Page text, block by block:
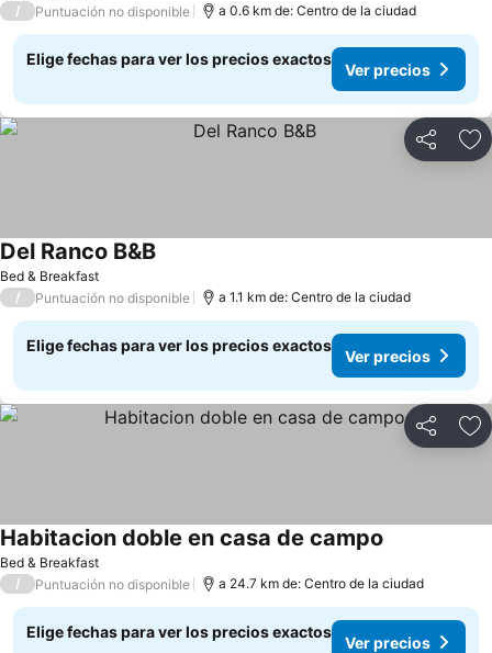
/ Puntuación no disponible a 0.6 km de: Centro de la ciudad
Elige fechas para ver los precios exactos
Ver precios
Compartir
Bed & Breakfast
Del Ranco B&BVer precios
/ Puntuación no disponible a 1.1 km de: Centro de la ciudad
Elige fechas para ver los precios exactos
Ver precios
Compartir
Bed & Breakfast
Habitacion doble en casa de campo
/ Puntuación no disponible a 24.7 km de: Centro de la ciudad
Elige fechas para ver los precios exactos
Ver precios